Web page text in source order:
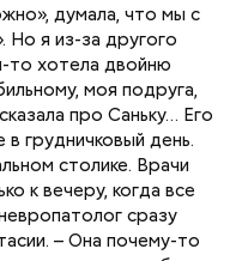
думала, что мы с
Но я из-за другого
то хотела двойню
моя подруга,
про Саньку… Его
в грудничковый день.
столике. Врачи
к вечеру, когда все
сразу
– Она почему-то